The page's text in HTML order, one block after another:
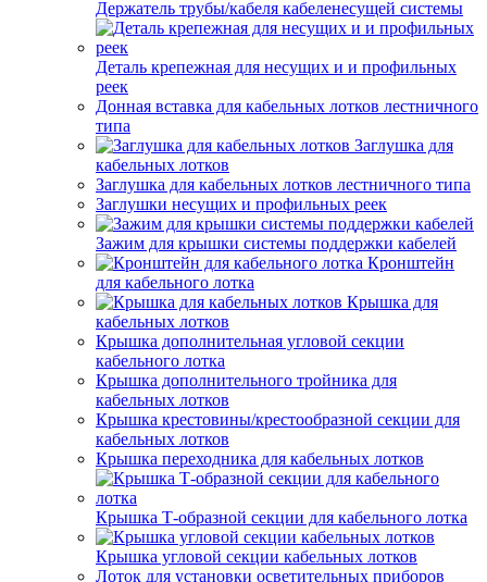
Держатель трубы/кабеля кабеленесущей системы
Деталь крепежная для несущих и и профильных
реек
Донная вставка для кабельных лотков лестничного
типа
Заглушка для
кабельных лотков
Заглушка для кабельных лотков лестничного типа
Заглушки несущих и профильных реек
Зажим для крышки системы поддержки кабелей
Кронштейн
для кабельного лотка
Крышка для
кабельных лотков
Крышка дополнительная угловой секции
кабельного лотка
Крышка дополнительного тройника для
кабельных лотков
Крышка крестовины/крестообразной секции для
кабельных лотков
Крышка переходника для кабельных лотков
Крышка Т-образной секции для кабельного лотка
Крышка угловой секции кабельных лотков
Лоток для установки осветительных приборов